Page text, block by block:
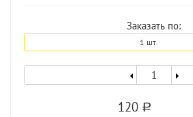
Заказать по:
1 шт.
120 a